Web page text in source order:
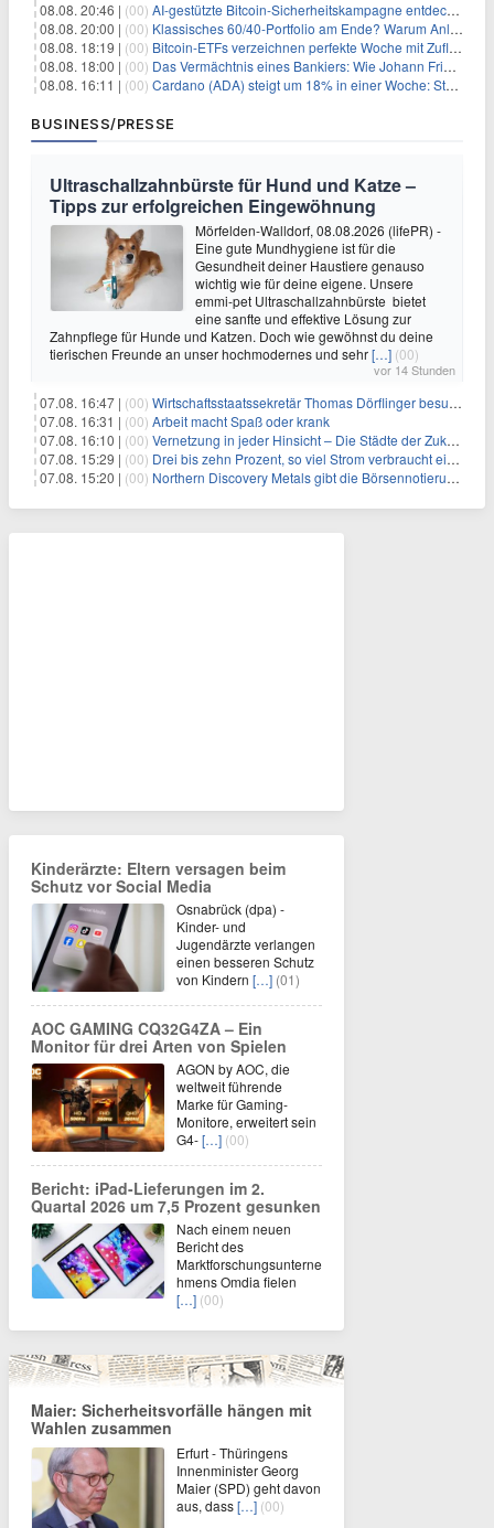
08.08. 20:46 | (00) AI-gestützte Bitcoin-Sicherheitskampagne entdeckt fast 5.000 Softwareprobleme in 390 Projekten
08.08. 20:00 | (00) Klassisches 60/40-Portfolio am Ende? Warum Anleger jetzt radikal umdenken müssen
08.08. 18:19 | (00) Bitcoin-ETFs verzeichnen perfekte Woche mit Zuflüssen auf 3-Monats-Hoch
08.08. 18:00 | (00) Das Vermächtnis eines Bankiers: Wie Johann Friedrich Städel sein Imperium unsterblich machte
08.08. 16:11 | (00) Cardano (ADA) steigt um 18% in einer Woche: Steht ein Kurs von $0,30 bevor?
BUSINESS/PRESSE
Ultraschallzahnbürste für Hund und Katze –
Tipps zur erfolgreichen Eingewöhnung
Mörfelden-Walldorf, 08.08.2026 (lifePR) -
Eine gute Mundhygiene ist für die
Gesundheit deiner Haustiere genauso
wichtig wie für deine eigene. Unsere
emmi-pet Ultraschallzahnbürste bietet
eine sanfte und effektive Lösung zur
Zahnpflege für Hunde und Katzen. Doch wie gewöhnst du deine
tierischen Freunde an unser hochmodernes und sehr[…] (00)
vor 14 Stunden
07.08. 16:47 | (00) Wirtschaftsstaatssekretär Thomas Dörflinger besucht Handwerksbetrieb im Kammerbezirk Freiburg
07.08. 16:31 | (00) Arbeit macht Spaß oder krank
07.08. 16:10 | (00) Vernetzung in jeder Hinsicht – Die Städte der Zukunft sind grün-blau
07.08. 15:29 | (00) Drei bis zehn Prozent, so viel Strom verbraucht ein Aufzug im Gebäude
07.08. 15:20 | (00) Northern Discovery Metals gibt die Börsennotierung an der Frankfurter Wertpapierbörse bekannt
Kinderärzte: Eltern versagen beim
Schutz vor Social Media
Osnabrück (dpa) -
Kinder- und
Jugendärzte verlangen
einen besseren Schutz
von Kindern […] (01)
AOC GAMING CQ32G4ZA – Ein
Monitor für drei Arten von Spielen
AGON by AOC, die
weltweit führende
Marke für Gaming-
Monitore, erweitert sein
G4-[…] (00)
Bericht: iPad-Lieferungen im 2.
Quartal 2026 um 7,5 Prozent gesunken
Nach einem neuen
Bericht des
Marktforschungsunterne
hmens Omdia fielen
[…] (00)
Maier: Sicherheitsvorfälle hängen mit
Wahlen zusammen
Erfurt - Thüringens
Innenminister Georg
Maier (SPD) geht davon
aus, dass[…] (00)